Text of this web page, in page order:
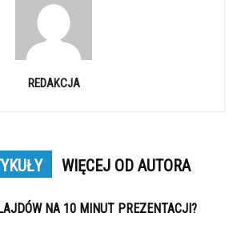
REDAKCJA
WIĘCEJ OD AUTORA
NA 10 MINUT PREZENTACJI?